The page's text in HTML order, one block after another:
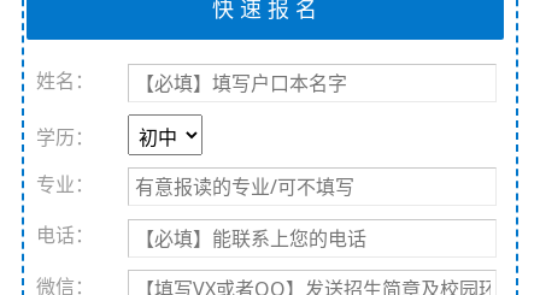
姓名：
学历：
专业：
电话：
微信：